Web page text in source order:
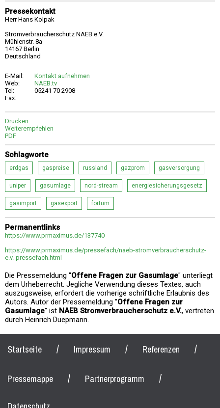
Pressekontakt
Herr Hans Kolpak
Stromverbraucherschutz NAEB e.V.
Mühlenstr. 8a
14167 Berlin
Deutschland
E-Mail:
Kontakt aufnehmen
Web:
NAEB.tv
Tel:
05241 70 2908
Fax:
Drucken
Weiterempfehlen
PDF
Schlagworte
erdgas gaspreise russland gazprom gasversorgung
uniper gasumlage nord-stream energiesicherungsgesetz
gasimport gasexport fortum
Permanentlinks
https://www.prmaximus.de/137740
https://www.prmaximus.de/pressefach/naeb-stromverbraucherschutz-
e.v.-pressefach.html
Die Pressemeldung "Offene Fragen zur Gasumlage" unterliegt
dem Urheberrecht. Jegliche Verwendung dieses Textes, auch
auszugsweise, erfordert die vorherige schriftliche Erlaubnis des
Autors. Autor der Pressemeldung "Offene Fragen zur
Gasumlage" ist NAEB Stromverbraucherschutz e.V., vertreten
durch Heinrich Duepmann.
Startseite / Impressum / Referenzen /
Pressemappe / Partnerprogramm /